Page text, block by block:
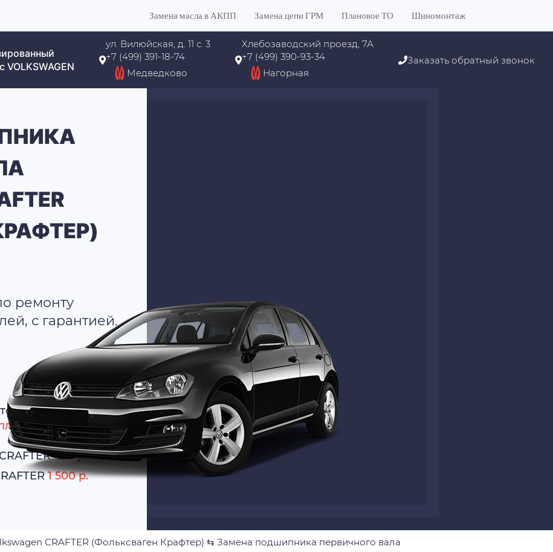
Замена масла в АКПП Замена цепи ГРМ Плановое ТО Шиномонтаж
VOLKSWAGEN
ул. Вилюйская, д. 11 с. 3
+7 (499) 391-18-74
Медведково
Хлебозаводский проезд, 7А
+7 (499) 390-93-34
Нагорная
Заказать обратный звонок
ремонту
с гарантией.
499 р.
1 500 р.
CRAFTER (Фольксваген Крафтер) ⇆ Замена подшипника первичного вала